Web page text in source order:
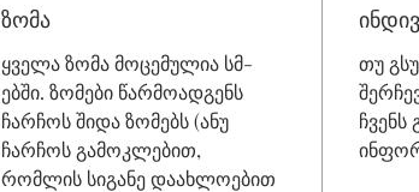
ზომა
ყველა ზომა მოცემულია სმ-
ებში. ზომები წარმოადგენს
ჩარჩოს შიდა ზომებს (ანუ
ჩარჩოს გამოკლებით,
რომლის სიგანე დაახლოებით
თუ